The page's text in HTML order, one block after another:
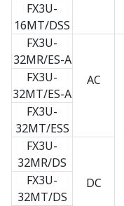
FX3U-
16MT/DSS
FX3U-
32MR/ES-A
AC
FX3U-
32MT/ES-A
FX3U-
32MT/ESS
FX3U-
32MR/DS
DC
FX3U-
32MT/DS